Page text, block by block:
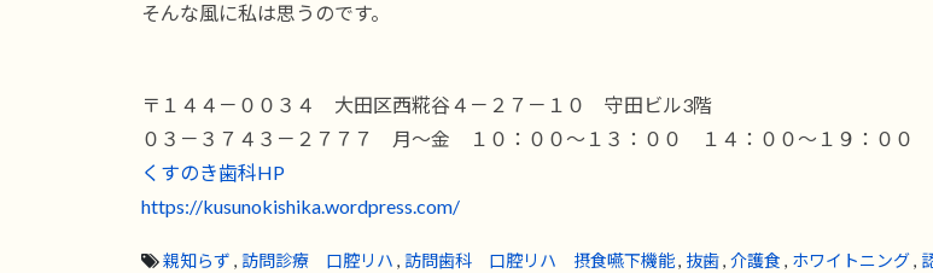
そんな風に私は思うのです。
〒１４４－００３４ 大田区西糀谷４－２７－１０ 守田ビル3階
０３－３７４３－２７７７ 月～金 １０：００～１３：００ １４：００～１９：００
くすのき歯科HP
https://kusunokishika.wordpress.com/
親知らず , 訪問診療 口腔リハ , 訪問歯科 口腔リハ 摂食嚥下機能, 抜歯, 介護食 , ホワイトニング,